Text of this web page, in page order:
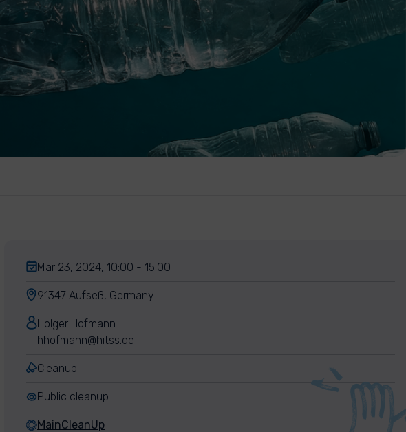
Mar 23, 2024, 10:00 - 15:00
91347 Aufseß, Germany
Holger Hofmann
hhofmann@hitss.de
Cleanup
Public cleanup
MainCleanUp